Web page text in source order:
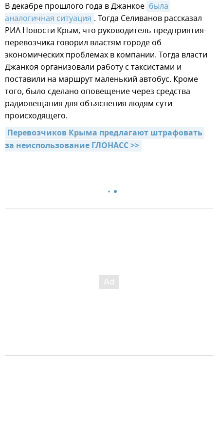
В декабре прошлого года в Джанкое была
аналогичная ситуация . Тогда Селиванов рассказал
РИА Новости Крым, что руководитель предприятия-
перевозчика говорил властям городе об
экономических проблемах в компании. Тогда власти
Джанкоя организовали работу с таксистами и
поставили на маршрут маленький автобус. Кроме
того, было сделано оповещение через средства
радиовещания для объяснения людям сути
происходящего.
Перевозчиков Крыма предлагают штрафовать
за неиспользование ГЛОНАСС >>